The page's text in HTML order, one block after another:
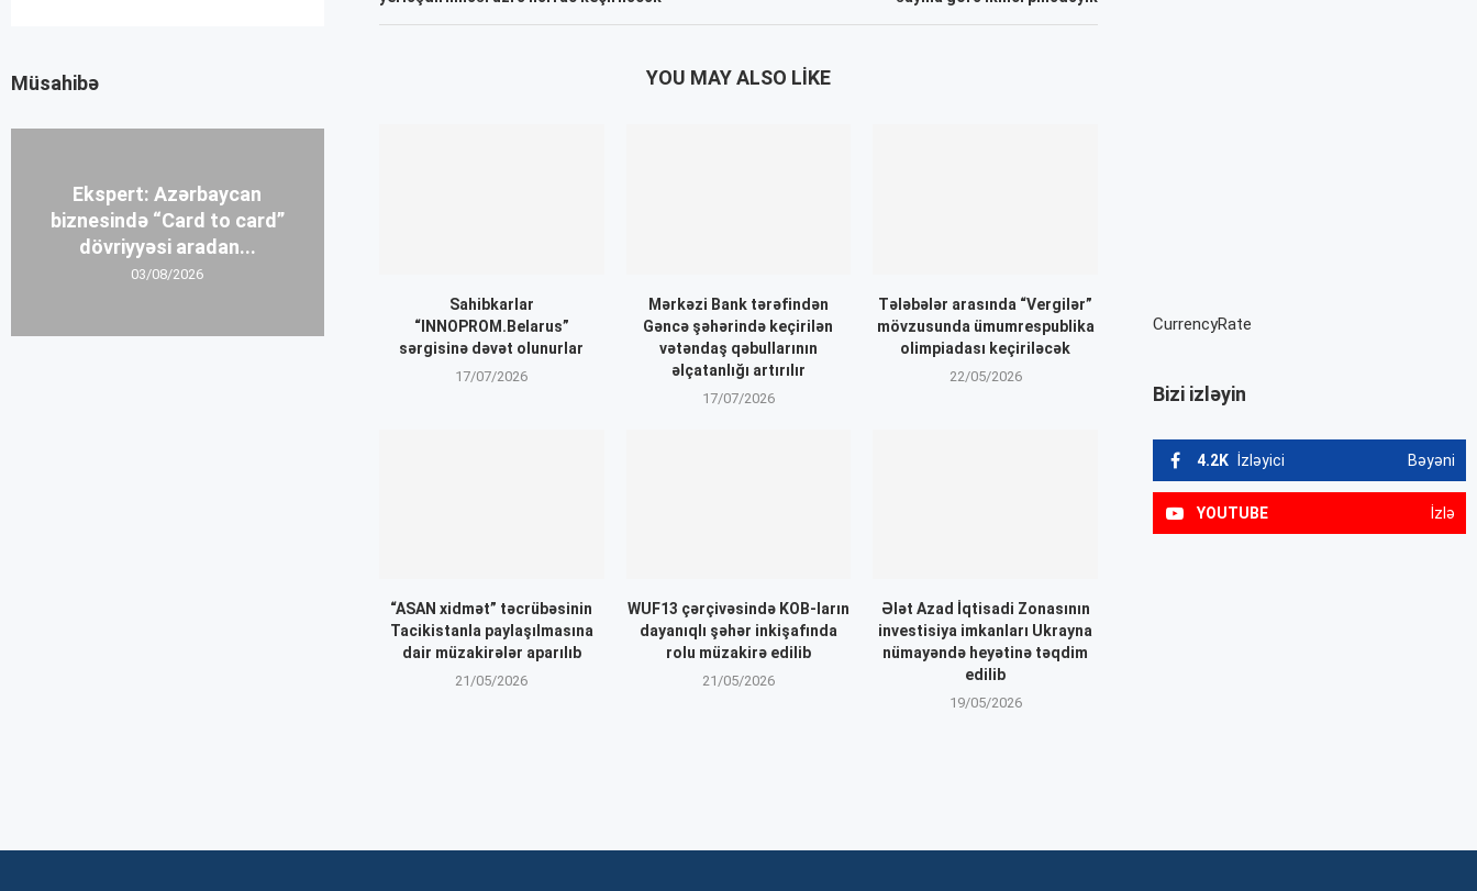
YOU MAY ALSO LIKE
Sahibkarlar
“INNOPROM.Belarus”
sərgisinə dəvət olunurlar
17/07/2026
Mərkəzi Bank tərəfindən
Gəncə şəhərində keçirilən
vətəndaş qəbullarının
əlçatanlığı artırılır
17/07/2026
Tələbələr arasında “Vergilər”
mövzusunda ümumrespublika
olimpiadası keçiriləcək
22/05/2026
“ASAN xidmət” təcrübəsinin
Tacikistanla paylaşılmasına
dair müzakirələr aparılıb
21/05/2026
WUF13 çərçivəsində KOB-ların
dayanıqlı şəhər inkişafında
rolu müzakirə edilib
21/05/2026
Ələt Azad İqtisadi Zonasının
investisiya imkanları Ukrayna
nümayəndə heyətinə təqdim
edilib
19/05/2026
CurrencyRate
Bizi izləyin
4.2K İzləyici Bəyəni
YOUTUBE İzlə
Müsahibə
Ekspert: Azərbaycan
biznesində “Card to card”
dövriyyəsi aradan...
03/08/2026